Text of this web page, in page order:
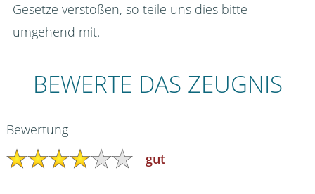
Gesetze verstoßen, so teile uns dies bitte
umgehend mit.
BEWERTE DAS ZEUGNIS
Bewertung
gut